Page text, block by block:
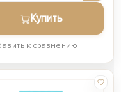
Купить
к сравнению